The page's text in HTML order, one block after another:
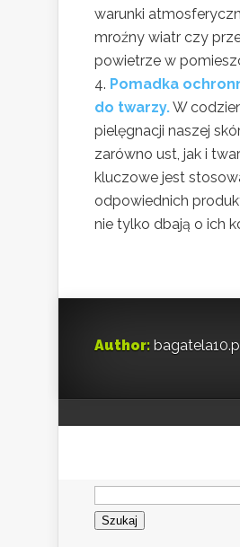
warunki
mroźny wiatr czy
powietrze w
Pomadka
do twarzy.W
pielęgnacji naszej
zarówno ust, jak i
kluczowe jest
odpowiednich
nie tylko dbają o ich
Author:
Szukaj: